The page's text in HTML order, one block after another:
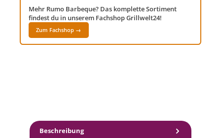
Mehr Rumo Barbeque? Das komplette Sortiment
findest du in unserem Fachshop Grillwelt24!
Zum Fachshop →
Beschreibung